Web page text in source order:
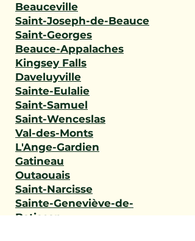
Beauceville
Saint-Joseph-de-Beauce
Saint-Georges
Beauce-Appalaches
Kingsey Falls
Daveluyville
Sainte-Eulalie
Saint-Samuel
Saint-Wenceslas
Val-des-Monts
L'Ange-Gardien
Gatineau
Outaouais
Saint-Narcisse
Sainte-Geneviève-de-
Batiscan